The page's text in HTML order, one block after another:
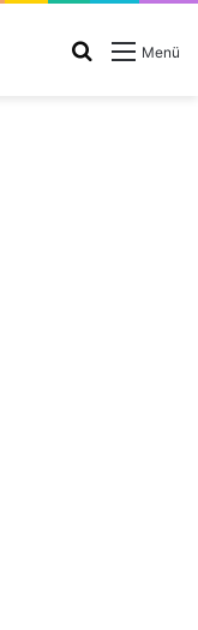
Menü
Arama